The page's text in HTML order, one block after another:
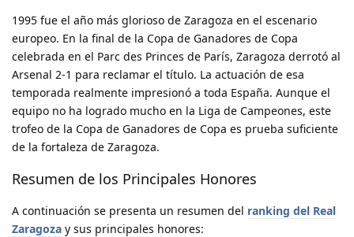
1995 fue el año más glorioso de Zaragoza en el escenario
europeo. En la final de la Copa de Ganadores de Copa
celebrada en el Parc des Princes de París, Zaragoza derrotó al
Arsenal 2-1 para reclamar el título. La actuación de esa
temporada realmente impresionó a toda España. Aunque el
equipo no ha logrado mucho en la Liga de Campeones, este
trofeo de la Copa de Ganadores de Copa es prueba suficiente
de la fortaleza de Zaragoza.
Resumen de los Principales Honores
A continuación se presenta un resumen del ranking del Real
Zaragoza y sus principales honores: